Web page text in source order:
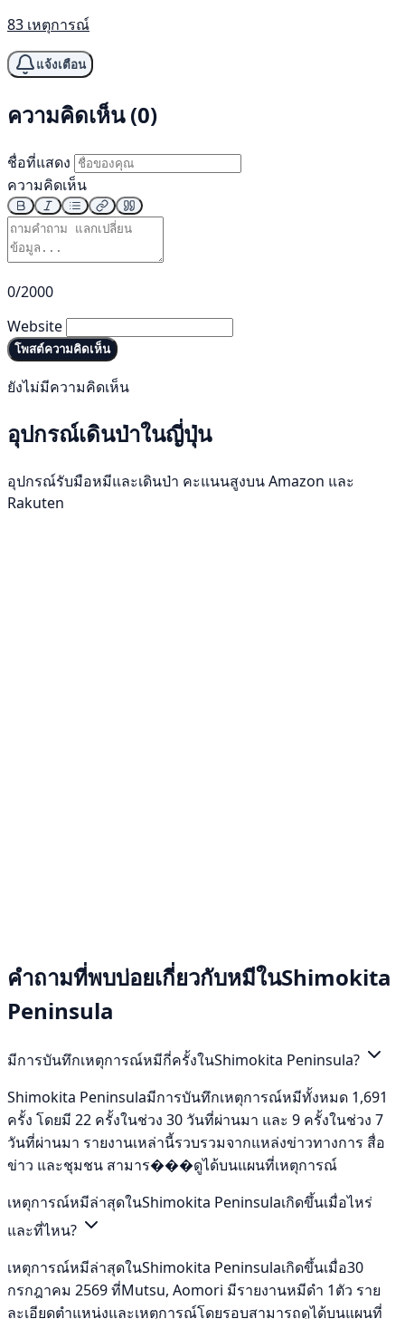
83 เหตุการณ์
แจ้งเตือน
ความคิดเห็น (0)
ชื่อที่แสดง
ความคิดเห็น
0/2000
Website
โพสต์ความคิดเห็น
ยังไม่มีความคิดเห็น
อุปกรณ์เดินป่าในญี่ปุ่น
อุปกรณ์รับมือหมีและเดินป่า คะแนนสูงบน Amazon และ
Rakuten
คำถามที่พบบ่อยเกี่ยวกับหมีในShimokita
Peninsula
มีการบันทึกเหตุการณ์หมีกี่ครั้งในShimokita Peninsula?
Shimokita Peninsulaมีการบันทึกเหตุการณ์หมีทั้งหมด 1,691
ครั้ง โดยมี 22 ครั้งในช่วง 30 วันที่ผ่านมา และ 9 ครั้งในช่วง 7
วันที่ผ่านมา รายงานเหล่านี้รวบรวมจากแหล่งข่าวทางการ สื่อ
ข่าว และชุมชน สามาร���ดูได้บนแผนที่เหตุการณ์
เหตุการณ์หมีล่าสุดในShimokita Peninsulaเกิดขึ้นเมื่อไหร่
และที่ไหน?
เหตุการณ์หมีล่าสุดในShimokita Peninsulaเกิดขึ้นเมื่อ30
กรกฎาคม 2569 ที่Mutsu, Aomori มีรายงานหมีดำ 1ตัว ราย
ละเอียดตำแหน่งและเหตุการณ์โดยรอบสามารถดูได้บนแผนที่